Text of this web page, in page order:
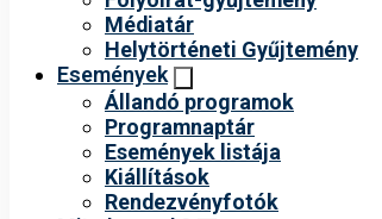
Médiatár
Helytörténeti Gyűjtemény
Események
Állandó programok
Programnaptár
Események listája
Kiállítások
Rendezvényfotók